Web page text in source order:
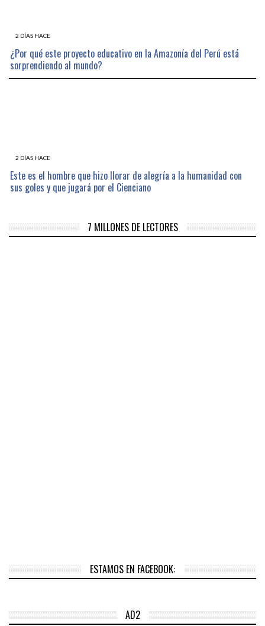
2 DÍAS HACE
¿Por qué este proyecto educativo en la Amazonía del Perú está
sorprendiendo al mundo?
2 DÍAS HACE
Este es el hombre que hizo llorar de alegría a la humanidad con
sus goles y que jugará por el Cienciano
7 MILLONES DE LECTORES
ESTAMOS EN FACEBOOK:
AD2